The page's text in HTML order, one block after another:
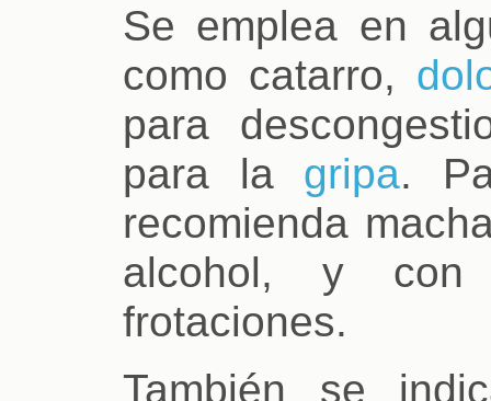
Se emplea en
como catarro,
para
para la gripa.
recomienda
alcohol, y con
frotaciones.
También se